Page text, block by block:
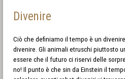
Divenire
Ciò che definiamo il tempo è un
divenire. Gli animali etruschi piuttosto
essere che il futuro ci riservi delle
no! Il punto è che sin da Einstein il